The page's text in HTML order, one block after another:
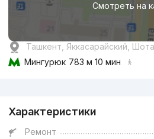
Смотреть на
Ташкент, Яккасарайский,
Мингурюк 783 м 10 мин
Характеристики
Ремонт